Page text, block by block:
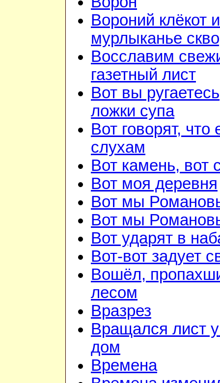
Вороний клёкот и
мурлыканье
Восславим
газетный лист
Вот вы
ложки супа
Вот говорят, что
слухам
Вот камень, вот
Вот моя деревня
Вот мы
Вот мы
Вот ударят в
Вот-вот задует
Вошёл,
лесом
Вразрез
Вращался лист
дом
Времена